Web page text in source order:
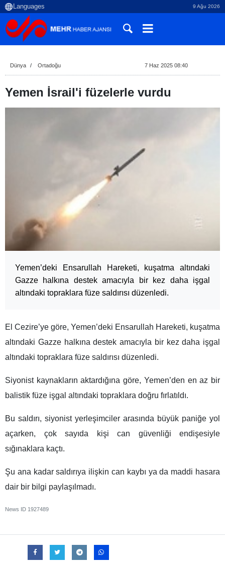
9 Ağu 2026
Dünya Ortadoğu 7 Haz 2025 08:40
Yemen İsrail'i füzelerle vurdu
Yemen’deki Ensarullah Hareketi, kuşatma altındaki
Gazze halkına destek amacıyla bir kez daha işgal
altındaki topraklara füze saldırısı düzenledi.
El Cezire’ye göre, Yemen’deki Ensarullah Hareketi, kuşatma
altındaki Gazze halkına destek amacıyla bir kez daha işgal
altındaki topraklara füze saldırısı düzenledi.
Siyonist kaynakların aktardığına göre, Yemen’den en az bir
balistik füze işgal altındaki topraklara doğru fırlatıldı.
Bu saldırı, siyonist yerleşimciler arasında büyük paniğe yol
açarken, çok sayıda kişi can güvenliği endişesiyle
sığınaklara kaçtı.
Şu ana kadar saldırıya ilişkin can kaybı ya da maddi hasara
dair bir bilgi paylaşılmadı.
News ID 1927489